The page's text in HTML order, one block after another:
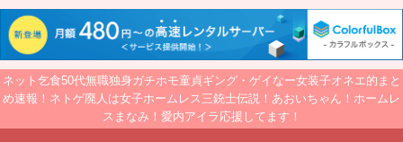
ネット乞食50代無職独身ガチホモ童貞ギング・ゲイなー女装子オネエ的まと
め速報！ネトゲ廃人は女子ホームレス三銃士伝説！あおいちゃん！ホームレ
スまなみ！愛内アイラ応援してます！